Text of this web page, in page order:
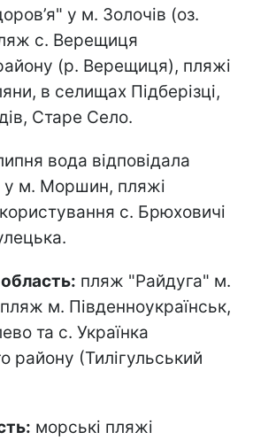
у м. Золочів (оз.
с. Верещиця
(р. Верещиця), пляжі
в селищах Підберізці,
Старе Село.
вода відповідала
у м. Моршин, пляжі
с. Брюховичі
пляж "Райдуга" м.
м. Південноукраїнськ,
та с. Українка
району (Тилігульський
морські пляжі